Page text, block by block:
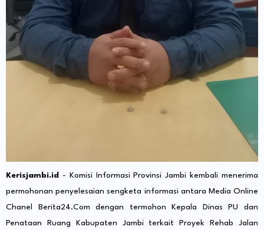
Kerisjambi.id
- Komisi Informasi Provinsi Jambi kembali menerima
permohonan penyelesaian sengketa informasi antara Media Online
Chanel Berita24.Com dengan termohon Kepala Dinas PU dan
Penataan Ruang Kabupaten Jambi terkait Proyek Rehab Jalan